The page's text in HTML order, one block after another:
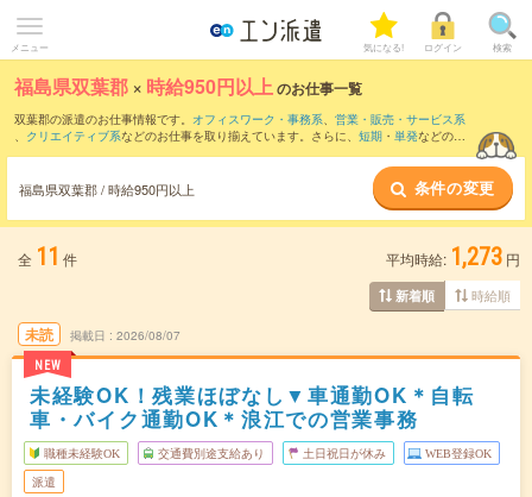
メニュー 気になる! ログイン 検索
福島県双葉郡 × 時給950円以上のお仕事一覧
双葉郡の派遣のお仕事情報です。 オフィスワーク・事務系、 営業・販売・サービス系
、 クリエイティブ系などのお仕事を取り揃えています。さらに、 短期 ・ 単発などの期
時給1050円以上 ・1800円以上の求人はこちら
当サイトでは法令を遵守し、最低賃金以上の求人のみを掲載しています。
福島県双葉郡 / 時給950円以上 条件の変更
全 11 件 平均時給: 1,273 円
新着順 時給順
未読
NEW
掲載日 2026/08/07
未経験OK！残業ほぼなし▼車通勤OK＊自転
車・バイク通勤OK＊浪江での営業事務
職種未経験OK 交通費別途支給あり 土日祝日が休み WEB登録OK
派遣